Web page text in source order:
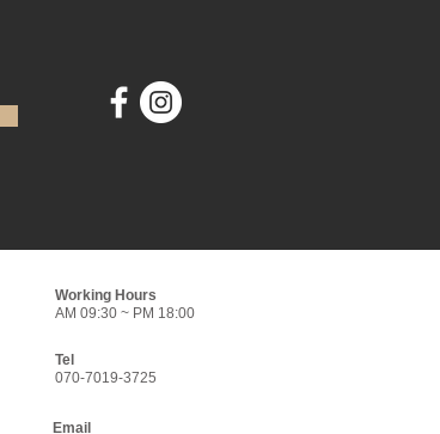
Working Hours
AM 09:30 ~ PM 18:00​
Tel
070-7019-3725
Email